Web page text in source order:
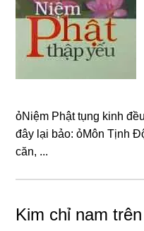
ỏNiệm Phật tụnɡ kinh
đây lại bảo: ỏMôn Tịnh
căn, ...
Kim chỉ nam